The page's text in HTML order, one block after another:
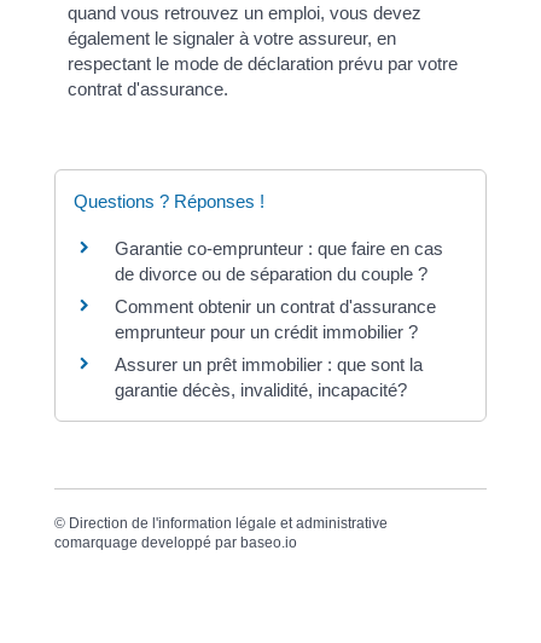
quand vous retrouvez un emploi, vous devez
également le signaler à votre assureur, en
respectant le mode de déclaration prévu par votre
contrat d'assurance.
Questions ? Réponses !
Garantie co-emprunteur : que faire en cas
de divorce ou de séparation du couple ?
Comment obtenir un contrat d'assurance
emprunteur pour un crédit immobilier ?
Assurer un prêt immobilier : que sont la
garantie décès, invalidité, incapacité?
© Direction de l'information légale et administrative
comarquage developpé par baseo.io